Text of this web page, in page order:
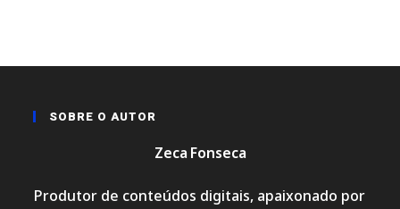
SOBRE O AUTOR
Zeca Fonseca
Produtor de conteúdos digitais, apaixonado por